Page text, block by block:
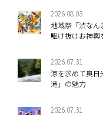
2026.08.03
地域祭「渋なん
駆け抜けお神輿
2026.07.31
涼を求めて奥日
滝」の魅力
2026.07.31